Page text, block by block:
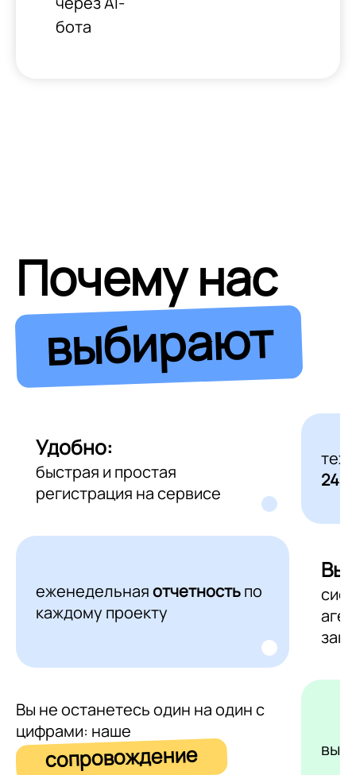
бота
Почему нас
выбирают
Удобно:
быстрая и простая
регистрация на сервисе
24/7
еженедельнаяотчетностьпо
каждому проекту
Вы не останетесь один на один с
цифрами: наше
сопровождение